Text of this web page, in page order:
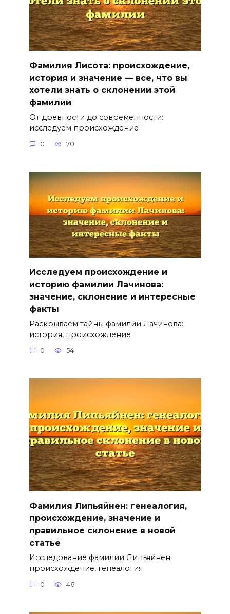
Фамилия Лисота: происхождение,
история и значение — все, что вы
хотели знать о склонении этой
фамилии
От древности до современности:
исследуем происхождение
0 70
Исследуем происхождение и
историю фамилии Лачинова:
значение, склонение и интересные
факты
Раскрываем тайны фамилии Лачинова:
история, происхождение
0 54
Фамилия Липьяйнен: генеалогия,
происхождение, значение и
правильное склонение в новой
статье
Исследование фамилии Липьяйнен:
происхождение, генеалогия
0 46